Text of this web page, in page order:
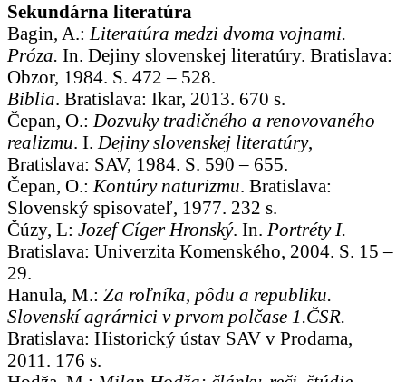
Sekundárna literatúra
Bagin, A.: Literatúra medzi dvoma vojnami.
Próza. In. Dejiny slovenskej literatúry. Bratislava:
Obzor, 1984. S. 472 – 528.
Biblia. Bratislava: Ikar, 2013. 670 s.
Čepan, O.: Dozvuky tradičného a renovovaného
realizmu. I. Dejiny slovenskej literatúry,
Bratislava: SAV, 1984. S. 590 – 655.
Čepan, O.: Kontúry naturizmu. Bratislava:
Slovenský spisovateľ, 1977. 232 s.
Čúzy, L: Jozef Cíger Hronský. In. Portréty I.
Bratislava: Univerzita Komenského, 2004. S. 15 –
29.
Hanula, M.: Za roľníka, pôdu a republiku.
Slovenskí agrárnici v prvom polčase 1.ČSR.
Bratislava: Historický ústav SAV v Prodama,
2011. 176 s.